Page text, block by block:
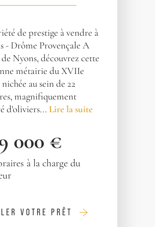
de prestige à vendre à
- Drôme Provençale A
Nyons, découvrez cette
métairie du XVIIe
nichée au sein de 22
magnifiquement
d'oliviers... Lire la suite
000 €
à la charge du
VOTRE PRÊT